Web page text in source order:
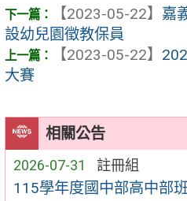
相關公告
2026-07-31 註冊組
115學年度國中部高中部
【2023-05-22】 嘉
設幼兒園徵教保員
【2023-05-22】
大賽